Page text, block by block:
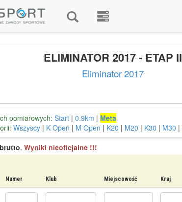
ELIMINATOR 2017 - ETAP II
Eliminator 2017
pomiarowych: Start | 0.9km | Meta
Wszyscy | K Open | M Open | K20 | M20 | K30 | M30 |
. Wyniki nieoficjalne !!!
Numer Klub Miejscowość Kraj